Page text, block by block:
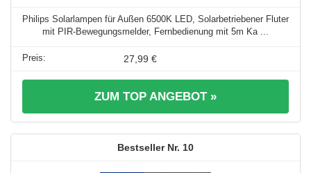
Philips Solarlampen für Außen 6500K LED, Solarbetriebener Fluter
mit PIR-Bewegungsmelder, Fernbedienung mit 5m Ka ...
27,99 €
ZUM TOP ANGEBOT »
10